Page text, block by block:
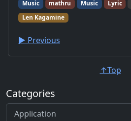
Music mathru Music Lyric
Len Kagamine
▶︎ Previous
↑Top
Categories
Application